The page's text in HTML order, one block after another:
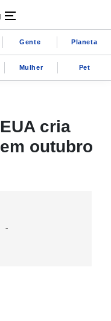
Gente Planeta
Mulher Pet
cria
outubro